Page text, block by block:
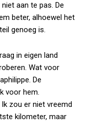
aan te pas. De
beter, alhoewel het
genoeg is.
in eigen land
Wat voor
De
voor hem.
zou er niet vreemd
kilometer, maar